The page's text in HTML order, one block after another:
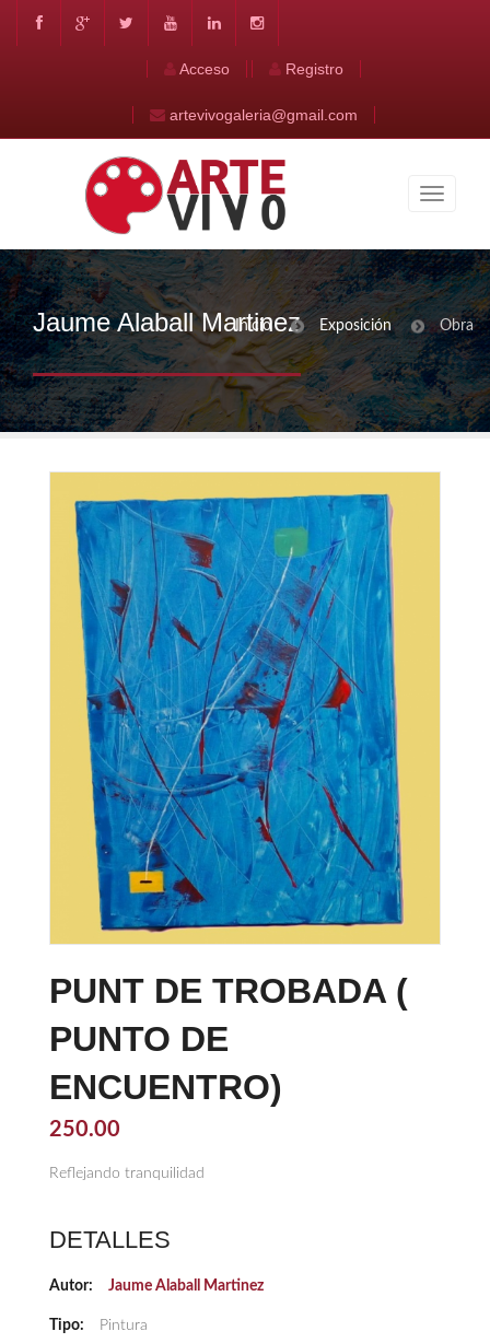
Acceso Registro
artevivogaleria@gmail.com
Jaume Alaball Martinez
Inicio Exposición Obra
PUNT DE TROBADA (
PUNTO DE
ENCUENTRO)
250.00
Reflejando tranquilidad
DETALLES
Autor: Jaume Alaball Martinez
Tipo: Pintura